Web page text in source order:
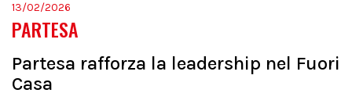
13/02/2026
PARTESA
Partesa rafforza la leadership nel Fuori
Casa